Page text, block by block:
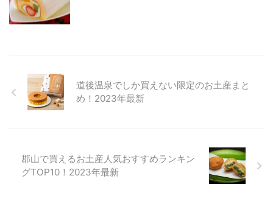
道後温泉でしか買えない限定のお土産まと
め！2023年最新
郡山で買えるお土産人気おすすめランキン
グTOP10！2023年最新